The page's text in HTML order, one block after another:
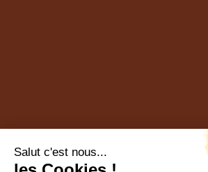
Salut c'est nous...